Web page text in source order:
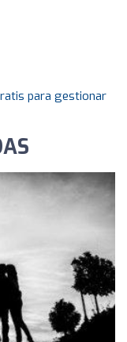
para gestionar